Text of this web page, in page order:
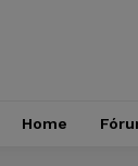
Home